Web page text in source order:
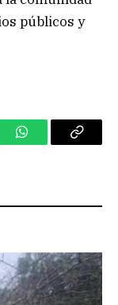
públicos y
WhatsAppCopy